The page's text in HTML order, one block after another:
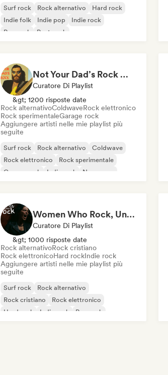
Surf rock Rock alternativo
Hard rock
Indie folk
Indie pop
Indie rock
Pop rock
Post punk
Not Your Dad’s Rock 🤘 Garage Rock, Alt-Rock & Indie Anthems
Curatore Di Playlist
&gt; 1200 risposte date
Rock alternativoColdwaveRock elettronico
Rock sperimentaleGarage rock
Aggiungere artisti nelle mie playlist più
seguite
Surf rock Rock alternativo
Coldwave
Rock elettronico
Rock sperimentale
Garage rock
Indie rock New wave
Women Who Rock, Unapologetically
Curatore Di Playlist
&gt; 1000 risposte date
Rock alternativoRock cristiano
Rock elettronicoHard rockIndie rock
Aggiungere artisti nelle mie playlist più
seguite
Surf rock
Rock alternativo
Rock cristiano
Rock elettronico
Hard rock
Indie rock
Pop rock